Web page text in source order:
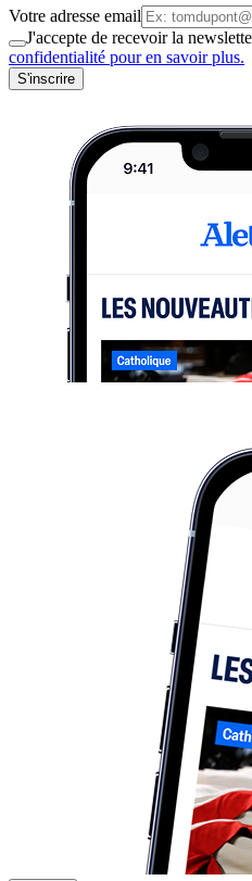
Votre adresse email
J'accepte de recevoir la
confidentialité pour en savoir plus.
S'inscrire